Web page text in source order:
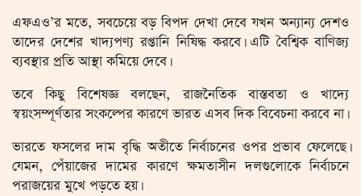
এফএও’র মতে, সবচেয়ে বড় বিপদ দেখা দেবে যখন অন্যান্য দেশও
তাদের দেশের খাদ্যপণ্য রপ্তানি নিষিদ্ধ করবে। এটি বৈশ্বিক বাণিজ্য
ব্যবস্থার প্রতি আস্থা কমিয়ে দেবে।
তবে কিছু বিশেষজ্ঞ বলছেন, রাজনৈতিক বাস্তবতা ও খাদ্যে
স্বয়ংসম্পূর্ণতার সংকল্পের কারণে ভারত এসব দিক বিবেচনা করবে না।
ভারতে ফসলের দাম বৃদ্ধি অতীতে নির্বাচনের ওপর প্রভাব ফেলেছে।
যেমন, পেঁয়াজের দামের কারণে ক্ষমতাসীন দলগুলোকে নির্বাচনে
পরাজয়ের মুখে পড়তে হয়।